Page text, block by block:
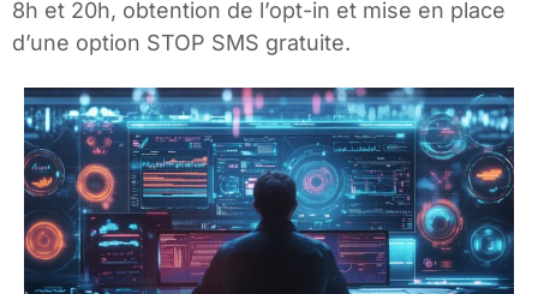
8h et 20h, obtention de l’opt-in et mise en place
d’une option STOP SMS gratuite.